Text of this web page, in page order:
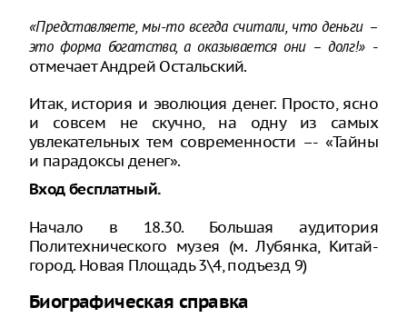
«Представляете, мы-то всегда считали, что деньги –
это форма богатства, а оказывается они – долг!»-
отмечает Андрей Остальский.
Итак, история и эволюция денег. Просто, ясно
и совсем не скучно, на одну из самых
увлекательных тем современности –- «Тайны
и парадоксы денег».
Вход бесплатный.
Начало в 18.30. Большая аудитория
Политехнического музея (м. Лубянка, Китай-
город. Новая Площадь 3\4, подъезд 9)
Биографическая справка